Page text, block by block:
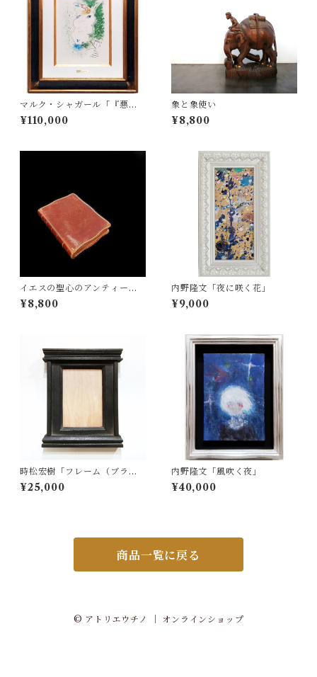
マルク・シャガール「『悪童
たち』より Pl.5」
¥110,000
象と象使い
¥8,800
イエスの聖心のアンティーク
祈祷書
¥8,800
内野隆文「夜に咲く花」
¥9,000
時松宏樹「フレーム（ブラッ
ク祭壇・A5サイズ）」
¥25,000
内野隆文「風吹く夜」
¥40,000
商品一覧に戻る
© アトリエウチノ ｜ オンラインショップ